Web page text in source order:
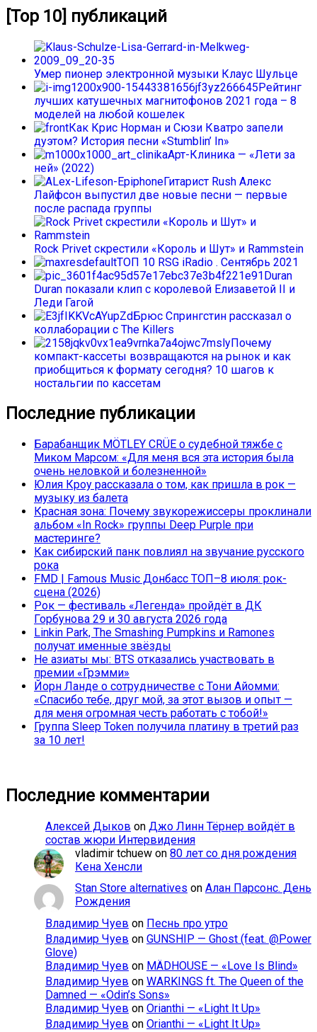
[Top 10] публикаций
Умер пионер электронной музыки Клаус Шульце
Рейтинг
лучших катушечных магнитофонов 2021 года – 8
моделей на любой кошелек
Как Крис Норман и Сюзи Кватро запели
дуэтом? История песни «Stumblin’ In»
Арт-Клиника — «Лети за
ней» (2022)
Гитарист Rush Алекс
Лайфсон выпустил две новые песни — первые
после распада группы
Rock Privet скрестили «Король и Шут» и Rammstein
ТОП 10 RSG iRadio . Сентябрь 2021
Duran
Duran показали клип с королевой Елизаветой II и
Леди Гагой
Брюс Спрингстин рассказал о
коллаборации с The Killers
Почему
компакт-кассеты возвращаются на рынок и как
приобщиться к формату сегодня? 10 шагов к
ностальгии по кассетам
Последние публикации
Барабанщик MÖTLEY CRÜE о судебной тяжбе с
Миком Марсом: «Для меня вся эта история была
очень неловкой и болезненной»
Юлия Кроу рассказала о том, как пришла в рок —
музыку из балета
Красная зона: Почему звукорежиссеры проклинали
альбом «In Rock» группы Deep Purple при
мастеринге?
Как сибирский панк повлиял на звучание русского
рока
FMD | Famous Music Донбасс ТОП–8 июля: рок-
сцена (2026)
Рок — фестиваль «Легенда» пройдёт в ДК
Горбунова 29 и 30 августа 2026 года
Linkin Park, The Smashing Pumpkins и Ramones
получат именные звёзды
Не азиаты мы: BTS отказались участвовать в
премии «Грэмми»
Йорн Ланде о сотрудничестве с Тони Айомми:
«Спасибо тебе, друг мой, за этот вызов и опыт —
для меня огромная честь работать с тобой!»
Группа Sleep Token получила платину в третий раз
за 10 лет!
Последние комментарии
Алексей Дыков on Джо Линн Тёрнер войдёт в
состав жюри Интервидения
vladimir tchuew on 80 лет со дня рождения
Кена Хенсли
Stan Store alternatives on Алан Парсонс. День
Рождения
Владимир Чуев on Песнь про утро
Владимир Чуев on GUNSHIP — Ghost (feat. @Power
Glove)
Владимир Чуев on MÄDHOUSE — «Love Is Blind»
Владимир Чуев on WARKINGS ft. The Queen of the
Damned — «Odin’s Sons»
Владимир Чуев on Orianthi — «Light It Up»
Владимир Чуев on Orianthi — «Light It Up»